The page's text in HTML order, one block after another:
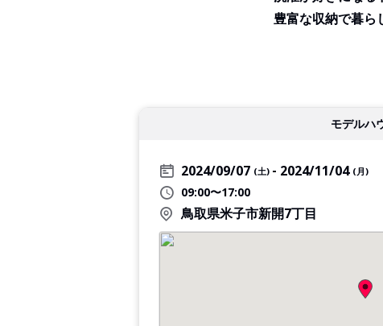
豊富な収納で暮ら
モデルハ
2024/09/07 (土) 2024/11/04 (月)
09:00〜17:00
鳥取県米子市新開7丁目